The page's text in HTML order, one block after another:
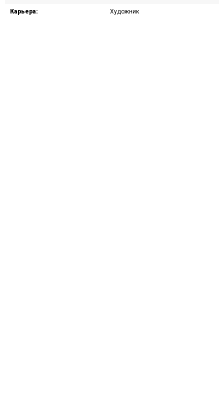
Карьера: Художник